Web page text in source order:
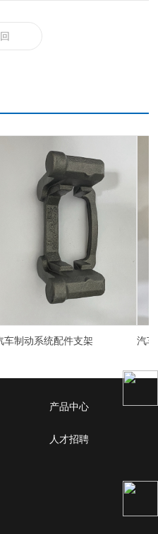
车制动系统配件支架
产品中心
人才招聘